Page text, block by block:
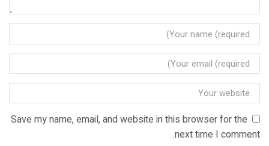
Save my name, email, and website in this browser for the
next time I comment.